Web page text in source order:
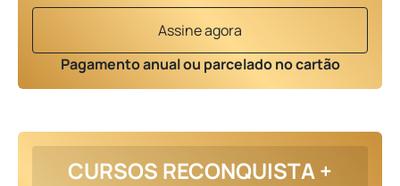
Assine agora
Pagamento anual ou parcelado no cartão
CURSOS RECONQUISTA +